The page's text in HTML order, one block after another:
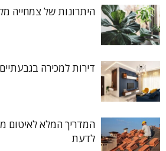
היתרונות של צמחייה
דירות למכירה
המדריך המלא לאיטום
לדעת